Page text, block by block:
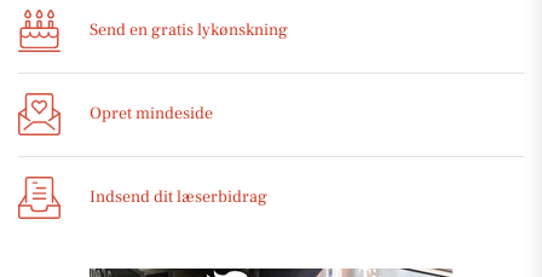
Send en gratis lykønskning
Opret mindeside
Indsend dit læserbidrag